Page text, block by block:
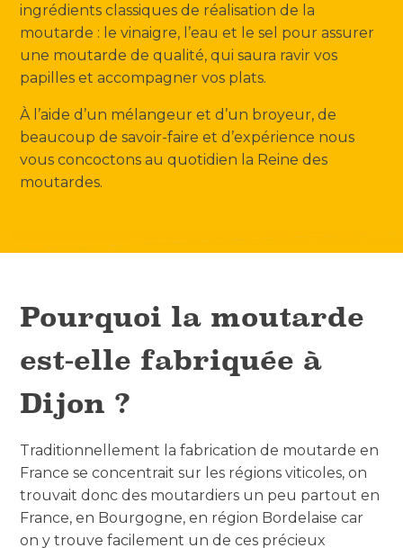
ingrédients classiques de réalisation de la
moutarde : le vinaigre, l’eau et le sel pour assurer
une moutarde de qualité, qui saura ravir vos
papilles et accompagner vos plats.
À l’aide d’un mélangeur et d’un broyeur, de
beaucoup de savoir-faire et d’expérience nous
vous concoctons au quotidien la Reine des
moutardes.
Pourquoi la moutarde
est-elle fabriquée à
Dijon ?
Traditionnellement la fabrication de moutarde en
France se concentrait sur les régions viticoles, on
trouvait donc des moutardiers un peu partout en
France, en Bourgogne, en région Bordelaise car
on y trouve facilement un de ces précieux